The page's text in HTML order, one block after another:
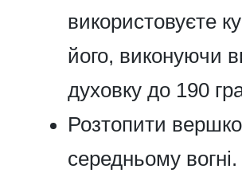
використовуєте
його, виконуючи
духовку до 190
Розтопити
середньому